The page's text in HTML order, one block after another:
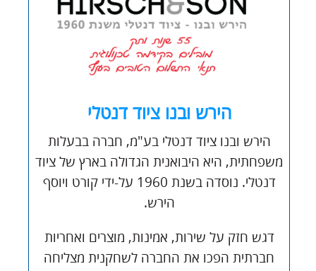
הירש ובנו ציוד דנטלי
הירש ובנו ציוד דנטלי בע"מ, חברה בבעלות
משפחתית, היא היבואנית הגדולה בארץ של ציוד
דנטלי. נוסדה בשנת 1960 על-ידי קורט ויוסף
הירש.
דגש חזק על שירות, אמינות, מוצרים ואחריות
חברתית הפכו את החברה לשחקנית מצליחה